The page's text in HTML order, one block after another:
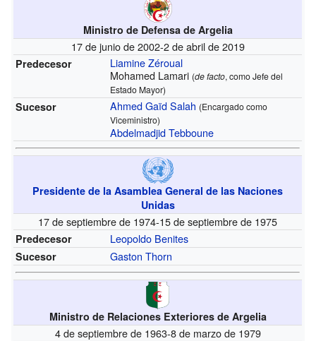
Ministro de Defensa de Argelia
17 de junio de 2002-2 de abril de 2019
Predecesor
Liamine Zéroual
Mohamed Lamari (de facto, como Jefe del
Estado Mayor)
Sucesor Ahmed Gaïd Salah (Encargado como
Viceministro)
Abdelmadjid Tebboune
Presidente de la Asamblea General de las Naciones
Unidas
17 de septiembre de 1974-15 de septiembre de 1975
Predecesor Leopoldo Benites
Sucesor Gaston Thorn
Ministro de Relaciones Exteriores de Argelia
4 de septiembre de 1963-8 de marzo de 1979